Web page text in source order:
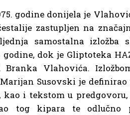
godine donijela je
zastupljen na
samostalna izložba
dok je Gliptoteka
Vlahovića.
Susovski je
kao i tekstom u
tog kipara te odlučno